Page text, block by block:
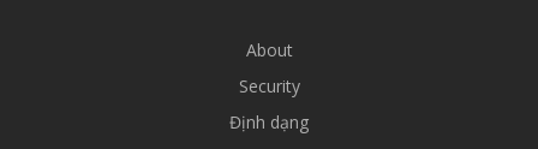
About
Security
Định dạng